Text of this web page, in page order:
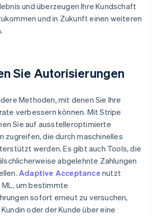
und überzeugen Ihre Kundschaft
und in Zukunft einen weiteren
Sie Autorisierungen
Methoden, mit denen Sie Ihre
verbessern können. Mit Stripe
Sie auf ausstelleroptimierte
zugreifen, die durch maschinelles
werden. Es gibt auch Tools, die
abgelehnte Zahlungen
Adaptive Acceptance nutzt
um bestimmte
sofort erneut zu versuchen,
oder der Kunde über eine